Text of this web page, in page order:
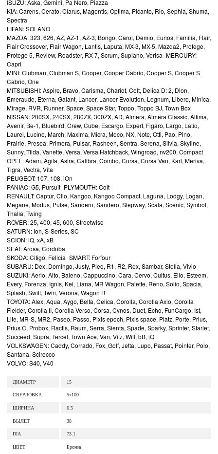
ISUZU: Aska, Gemini, Pa Nero, Piazza
KIA: Carens, Cerato, Clarus, Magentis, Optima, Picanto, Rio, Sephia, Shuma,
Spectra
LIFAN: SOLANO
MAZDA: 323, 626, AZ, AZ-1, AZ-3, Bongo, Carol, Demio, Eunos, Familia, Flair,
Flair Crossover, Flair Wagon, Lantis, Laputa, MX-3, MX-5, Mazda2, Protege,
Protege 5, Review, Roadster, RX-7, Scrum, Supiano, Verisa MERCURY:
Capri
MINI: Clubman, Clubman S, Cooper, Cooper Cabrio, Cooper S, Cooper S
Cabrio, One
MITSUBISHI: Aspire, Bravo, Carisma, Chariot, Colt, Delica D: 2, Dion,
Emeraude, Eterna, Galant, Lancer, Lancer Evolution, Legnum, Libero, Minica,
Mirage, RVR, Runner, Space, Space Star, Toppo, Toppo BJ, Town Box
NISSAN: 200SX, 240SX, 280ZX, 300ZX, AD, Almera, Almera Classic, Altima,
Avenir, Be-1, Bluebird, Crew, Cube, Escargo, Expert, Figaro, Largo, Latio,
Laurel, Lucino, March, Maxima, Micra, Moco, NX, Note, Otti, Pao, Pino,
Prairie, Presea, Primera, Pulsar, Rasheen, Sentra, Serena, Silvia, Skyline,
Sunny, Tiida, Vanette, Versa, Versa Hatchback, Wingroad, nv200, Compact
OPEL: Adam, Agila, Astra, Calibra, Combo, Corsa, Corsa Van, Karl, Meriva,
Tigra, Vectra, Vita
PEUGEOT: 107, 108, iOn
PANIAC: G5, Pursuit PLYMOUTH: Colt
RENAULT: Captur, Clio, Kangoo, Kangoo Compact, Laguna, Lodgy, Logan,
Megane, Modus, Pulse, Sandero, Sandero, Stepway, Scala, Scenic, Symbol,
Thalia, Twing
ROVER: 25, 400, 45, 600, Streetwise
SATURN: Ion, S-Series, SC
SCION: iQ, xA, xB
SEAT: Arosa, Cordoba
SKODA: Citigo, Felicia SMART: Forfour
SUBARU: Dex, Domingo, Justy, Pleo, R1, R2, Rex, Sambar, Stella, Vivio
SUZUKI: Aerio, Alto, Baleno, Cappuccino, Cara, Cervo, Cultus, Elio, Esteem,
Every, Forenza, Ignis, Kei, Liana, MR Wagon, Palette, Reno, Solio, Spacia,
Splash, Swift, Twin, Verona, Wagon R
TOYOTA: Alex, Aqua, Aygo, Belta, Celica, Corolla, Corolla Axio, Corolla
Fielder, Corolla II, Corolla Verso, Corsa, Cynos, Duet, Echo, FunCargo, Ist,
Lite, MR-S, MR2, Paseo, Passo, Pixis epoch, Pixis space, Platz, Porte, Prius,
Prius C, Probox, Ractis, Raum, Serra, Sienta, Spade, Sparky, Sprinter, Starlet,
Succeed, Supra, Tercel, Town Ace, Van, Vitz, Will, bB, iQ
VOLKSWAGEN: Caddy, Corrado, Fox, Golf, Jetta, Lupo, Passat, Pointer, Polo,
Santana, Scirocco
VOLVO: S40, V40
ДИАМЕТР 15
СВЕРЛОВКА 5x100
ШИРИНА 6.5
ВЫЛЕТ 38
DIA 73.1
ЦВЕТ Бронза